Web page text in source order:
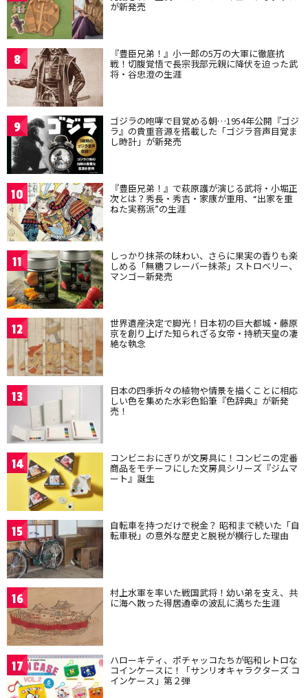
が新発売
8 『豊臣兄弟！』小一郎の5万の大軍に徹底抗
戦！切腹覚悟で長宗我部元親に降伏を迫った武
将・谷忠澄の生涯
9 ゴジラの咆哮で目覚める朝…1954年公開『ゴジ
ラ』の貴重音源を搭載した「ゴジラ音声目覚ま
し時計」が新発売
10 『豊臣兄弟！』で萩原護が演じる武将・小堀正
次とは？秀長・秀吉・家康が重用、“出家を重
ねた実務派”の生涯
11 しっかり抹茶の味わい、さらに果実の香りも楽
しめる「無糖フレーバー抹茶」ストロベリー、
マンゴー新発売
12 世界遺産決定で脚光！日本初の巨大都城・藤原
京を創り上げた知られざる女帝・持統天皇の凄
絶な執念
13 日本の四季折々の植物や情景を描くことに相応
しい色を集めた水彩色鉛筆『色辞典』が新発
売！
14 コンビニおにぎりが文房具に！コンビニの定番
商品をモチーフにした文房具シリーズ『ジムマ
ート』誕生
15 自転車を持つだけで税金？ 昭和まで続いた「自
転車税」の意外な歴史と脱税が横行した理由
16 村上水軍を率いた戦国武将！幼い弟を支え、共
に海へ散った得居通幸の波乱に満ちた生涯
17 ハローキティ、ポチャッコたちが昭和レトロな
コインケースに！「サンリオキャラクターズ コ
インケース」第２弾